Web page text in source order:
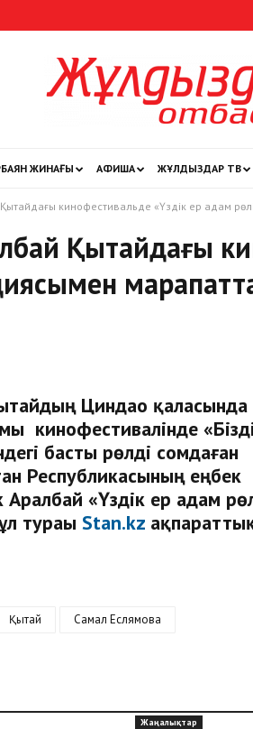
ЖИНАҒЫ АФИША ЖҰЛДЫЗДАР ТВ
кинофестивальде «Үздік ер адам
Қытайдағы
Циндао қаласында
кинофестивалінде
басты рөлді сомдаған
Республикасының еңбек
Аралбай «Үздік ер адам
тураы Stan.kz
Қытай Самал Еслямова
Жаңалықтар